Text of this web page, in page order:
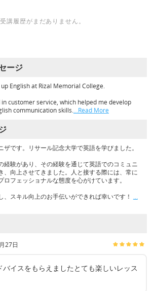
受講履歴がまだありません。
ージ
English at Rizal Memorial College.
customer service, which helped me develop
communication skills.…Read More
ザです。リサール記念大学で英語を学びました。
経験があり、その経験を通じて英語でのコミュニ
、向上させてきました。人と接する際には、常に
フェッショナルな態度を心がけています。
、スキル向上のお手伝いができれば幸いです！ …
27日
バイスをもらえましたとても楽しいレッス